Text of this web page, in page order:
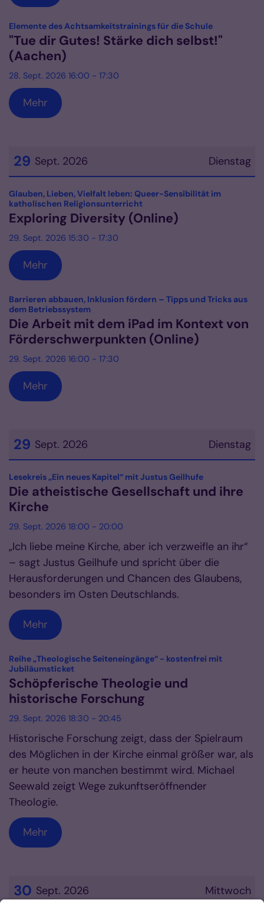
Elemente des Achtsamkeitstrainings für die Schule:
"Tue dir Gutes! Stärke dich selbst!"
(Aachen)
28. Sept. 2026 16:00 - 17:30
Mehr
Dienstag
29 Sept. 2026
Datum: 29. September 2026
Glauben, Lieben, Vielfalt leben: Queer-Sensibilität im
katholischen Religionsunterricht:
Exploring Diversity (Online)
29. Sept. 2026 15:30 - 17:30
Mehr
Barrieren abbauen, Inklusion fördern – Tipps und Tricks aus
dem Betriebssystem:
Die Arbeit mit dem iPad im Kontext von
Förderschwerpunkten (Online)
29. Sept. 2026 16:00 - 17:30
Mehr
Dienstag
29 Sept. 2026
Datum: 29. September 2026
Lesekreis „Ein neues Kapitel“ mit Justus Geilhufe:
Die atheistische Gesellschaft und ihre
Kirche
29. Sept. 2026 18:00 - 20:00
„Ich liebe meine Kirche, aber ich verzweifle an ihr“
– sagt Justus Geilhufe und spricht über die
Herausforderungen und Chancen des Glaubens,
besonders im Osten Deutschlands.
Mehr
Reihe „Theologische Seiteneingänge“ - kostenfrei mit
Jubiläumsticket:
Schöpferische Theologie und
historische Forschung
29. Sept. 2026 18:30 - 20:45
Historische Forschung zeigt, dass der Spielraum
des Möglichen in der Kirche einmal größer war, als
er heute von manchen bestimmt wird. Michael
Seewald zeigt Wege zukunftseröffnender
Theologie.
Mehr
Mittwoch
30 Sept. 2026